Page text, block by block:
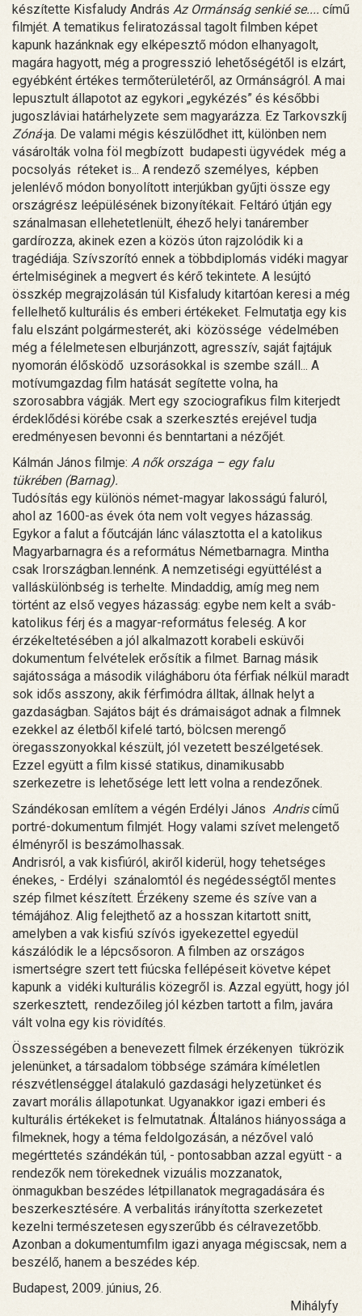
készítette Kisfaludy András Az Ormánság senkié se.... című
filmjét. A tematikus feliratozással tagolt filmben képet
kapunk hazánknak egy elképesztő módon elhanyagolt,
magára hagyott, még a progresszió lehetőségétől is elzárt,
egyébként értékes termőterületéről, az Ormánságról. A mai
lepusztult állapotot az egykori „egykézés” és későbbi
jugoszláviai határhelyzete sem magyarázza. Ez Tarkovszkíj
Zóná-ja. De valami mégis készülődhet itt, különben nem
vásárolták volna föl megbízott budapesti ügyvédek még a
pocsolyás réteket is... A rendező személyes, képben
jelenlévő módon bonyolított interjúkban gyűjti össze egy
országrész leépülésének bizonyítékait. Feltáró útján egy
szánalmasan ellehetetlenült, éhező helyi tanárember
gardírozza, akinek ezen a közös úton rajzolódik ki a
tragédiája. Szívszorító ennek a többdiplomás vidéki magyar
értelmiséginek a megvert és kérő tekintete. A lesújtó
összkép megrajzolásán túl Kisfaludy kitartóan keresi a még
fellelhető kulturális és emberi értékeket. Felmutatja egy kis
falu elszánt polgármesterét, aki közössége védelmében
még a félelmetesen elburjánzott, agresszív, saját fajtájuk
nyomorán élősködő uzsorásokkal is szembe száll... A
motívumgazdag film hatását segítette volna, ha
szorosabbra vágják. Mert egy szociografikus film kiterjedt
érdeklődési körébe csak a szerkesztés erejével tudja
eredményesen bevonni és benntartani a nézőjét.
Kálmán János filmje: A nők országa – egy falu
tükrében (Barnag).
Tudósítás egy különös német-magyar lakosságú faluról,
ahol az 1600-as évek óta nem volt vegyes házasság.
Egykor a falut a főutcáján lánc választotta el a katolikus
Magyarbarnagra és a református Németbarnagra. Mintha
csak Irországban.lennénk. A nemzetiségi együttélést a
valláskülönbség is terhelte. Mindaddig, amíg meg nem
történt az első vegyes házasság: egybe nem kelt a sváb-
katolikus férj és a magyar-református feleség. A kor
érzékeltetésében a jól alkalmazott korabeli esküvői
dokumentum felvételek erősítik a filmet. Barnag másik
sajátossága a második világháboru óta férfiak nélkül maradt
sok idős asszony, akik férfimódra álltak, állnak helyt a
gazdaságban. Sajátos bájt és drámaiságot adnak a filmnek
ezekkel az életből kifelé tartó, bölcsen merengő
öregasszonyokkal készült, jól vezetett beszélgetések.
Ezzel együtt a film kissé statikus, dinamikusabb
szerkezetre is lehetősége lett lett volna a rendezőnek.
Szándékosan említem a végén Erdélyi János Andriscímű
portré-dokumentum filmjét. Hogy valami szívet melengető
élményről is beszámolhassak.
Andrisról, a vak kisfiúról, akiről kiderül, hogy tehetséges
énekes, - Erdélyi szánalomtól és negédességtől mentes
szép filmet készített. Érzékeny szeme és szíve van a
témájához. Alig felejthető az a hosszan kitartott snitt,
amelyben a vak kisfiú szívós igyekezettel egyedül
kászálódik le a lépcsősoron. A filmben az országos
ismertségre szert tett fiúcska fellépéseit követve képet
kapunk a vidéki kulturális közegről is. Azzal együtt, hogy jól
szerkesztett, rendezőileg jól kézben tartott a film, javára
vált volna egy kis rövidítés.
Összességében a benevezett filmek érzékenyen tükrözik
jelenünket, a társadalom többsége számára kíméletlen
részvétlenséggel átalakuló gazdasági helyzetünket és
zavart morális állapotunkat. Ugyanakkor igazi emberi és
kulturális értékeket is felmutatnak. Általános hiányossága a
filmeknek, hogy a téma feldolgozásán, a nézővel való
megérttetés szándékán túl, - pontosabban azzal együtt - a
rendezők nem törekednek vizuális mozzanatok,
önmagukban beszédes létpillanatok megragadására és
beszerkesztésére. A verbalitás irányította szerkezetet
kezelni természetesen egyszerűbb és célravezetőbb.
Azonban a dokumentumfilm igazi anyaga mégiscsak, nem a
beszélő, hanem a beszédes kép.
Budapest, 2009. június, 26.
Mihályfy